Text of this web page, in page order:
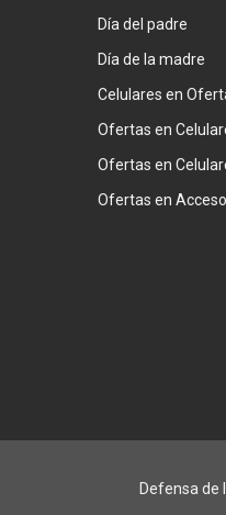
Día del padre
Día de la madre
Celulares en
Ofertas en
Ofertas en
Ofertas en
Defensa de